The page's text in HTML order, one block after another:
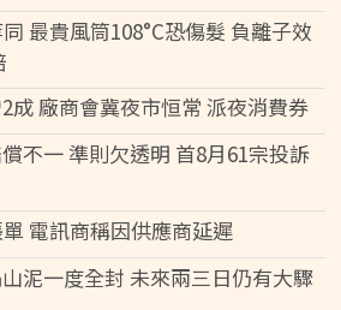
最貴風筒108°C恐傷髮 負離子效
成 廠商會冀夜市恒常 派夜消費券
不一 準則欠透明 首8月61宗投訴
電訊商稱因供應商延遲
泥一度全封 未來兩三日仍有大驟